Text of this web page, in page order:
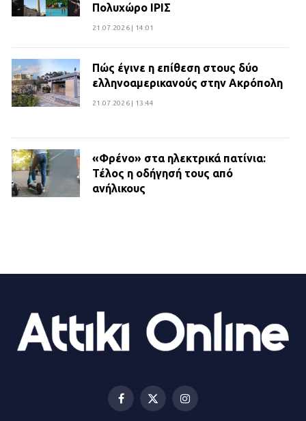
Πολυχώρο ΙΡΙΣ
21.07.2026 | 14:01
Πώς έγινε η επίθεση στους δύο
ελληνοαμερικανούς στην Ακρόπολη
21.07.2026 | 13:44
«Φρένο» στα ηλεκτρικά πατίνια:
Τέλος η οδήγησή τους από
ανήλικους
Βριλήσσια: Αυτοκίνητο έσπασε
τζαμαρία και μπήκε μέσα σε μαγαζί
Facebook
X
Instagram